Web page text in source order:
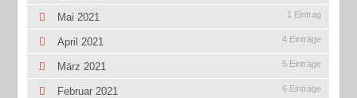
Mai 2021 1 Eintrag
April 2021 4 Einträge
März 2021 5 Einträge
Februar 2021 6 Einträge